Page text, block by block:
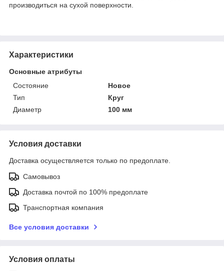
производиться на сухой поверхности.
Характеристики
Основные атрибуты
Состояние
Новое
Тип
Круг
Диаметр
100 мм
Условия доставки
Доставка осуществляется только по предоплате.
Самовывоз
Доставка почтой по 100% предоплате
Транспортная компания
Все условия доставки
Условия оплаты